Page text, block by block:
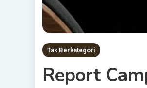
Tak Berkategori
Report